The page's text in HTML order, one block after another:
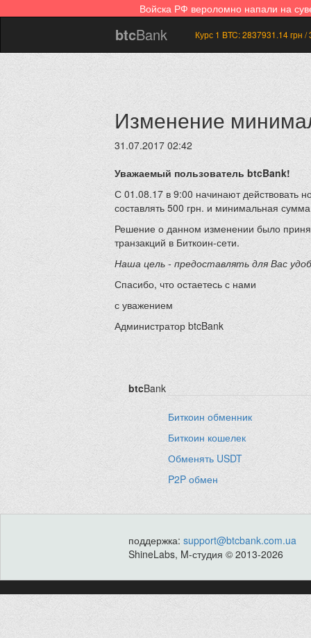
Войска РФ вероломно напали на
btcBank Курс 1 BTC:2837931.14грн /
Изменение
31.07.2017 02:42
Уважаемый пользователь btcBank!
С 01.08.17 в 9:00 начинают действовать
составлять 500 грн. и минимальная
Решение о данном изменении было
транзакций в Биткоин-сети.
Наша цель - предоставлять для Вас
Спасибо, что остаетесь с нами
с уважением
Администратор btcBank
btcBank
Биткоин обменник
Биткоин кошелек
Обменять USDT
P2P обмен
поддержка: support@btcbank.com.ua
ShineLabs, M-студия © 2013-2026